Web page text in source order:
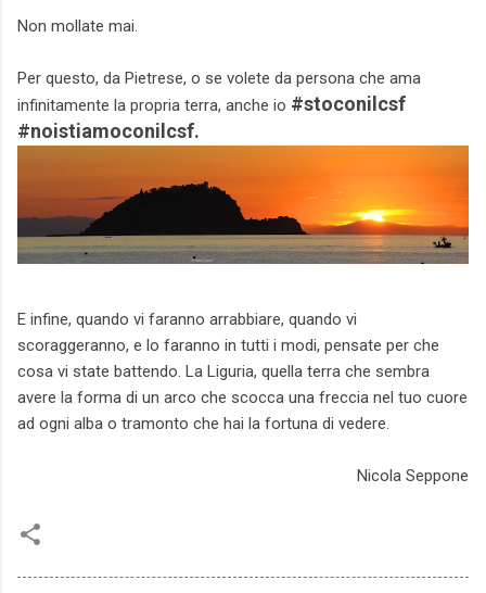
Non mollate mai.
Per questo, da Pietrese, o se volete da persona che ama
infinitamente la propria terra, anche io #stoconilcsf
#noistiamoconilcsf.
E infine, quando vi faranno arrabbiare, quando vi
scoraggeranno, e lo faranno in tutti i modi, pensate per che
cosa vi state battendo. La Liguria, quella terra che sembra
avere la forma di un arco che scocca una freccia nel tuo cuore
ad ogni alba o tramonto che hai la fortuna di vedere.
Nicola Seppone